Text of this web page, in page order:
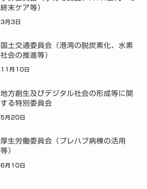
終末ケア等）
3月3日
国土交通委員会（港湾の脱炭素化、水素
社会の推進等）
11月10日
地方創生及びデジタル社会の形成等に関
する特別委員会
5月20日
厚生労働委員会（プレハブ病棟の活用
等）
6月10日